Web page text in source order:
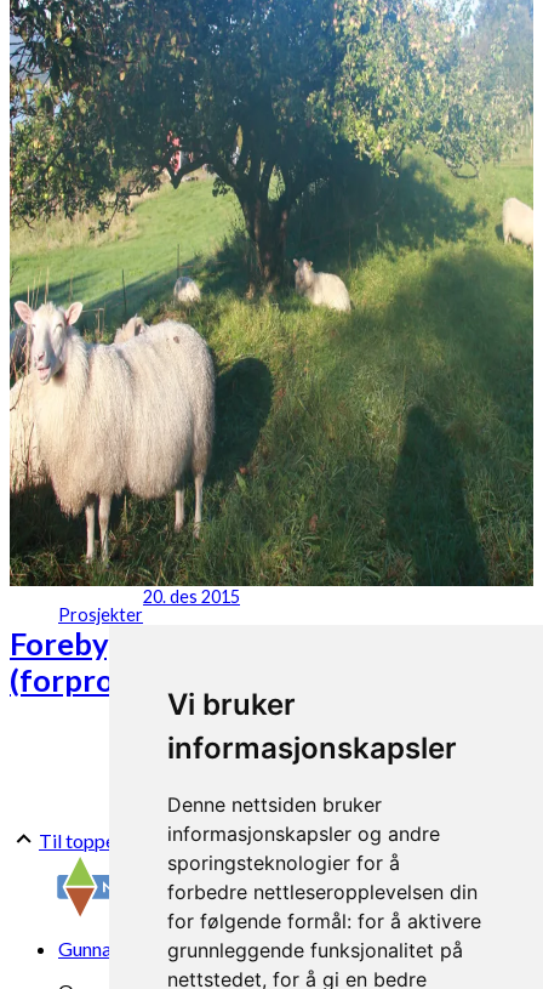
Vi bruker
informasjonskapsler
Denne nettsiden bruker
informasjonskapsler og andre
sporingsteknologier for å
forbedre nettleseropplevelsen din
for følgende formål: for å aktivere
grunnleggende funksjonalitet på
nettstedet, for å gi en bedre
Prosjekter
20. des 2015
Forebyggende tiltak mot alveld
(forprosjekt)
Til toppen
Gunnars veg 6, 6630 Tingvoll